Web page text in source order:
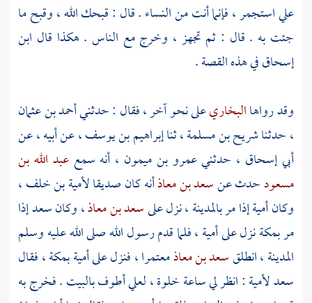
علياستجمر ، فإنما أنت من النساء . قال : قبحك الله ، وقبح ما
جئت به . قال : ثم تجهز ، وخرج مع الناس . هكذا قال ابن
إسحاقفي هذه القصة .
وقد رواهاالبخاريعلى نحو آخر ، فقال : حدثنيأحمد بن عثمان
، حدثناشريح بن مسلمة، ثناإبراهيم بن يوسف، عن أبيه ، عن
أبي إسحاق ، حدثنيعمرو بن ميمون ، أنه سمععبد الله بن
مسعودحدث عنسعد بن معاذأنه كان صديقالأمية بن خلف،
وكانأميةإذا مربالمدينة، نزل علىسعد بن معاذ، وكانسعدإذا
مربمكةنزل علىأمية، فلما قدم رسول الله صلى الله عليه وسلم
المدينة، انطلقسعد بن معاذمعتمرا ، فنزل علىأميةبمكة، فقال
سعدلأمية: انظر لي ساعة خلوة ، لعلي أطوفبالبيت. فخرج به